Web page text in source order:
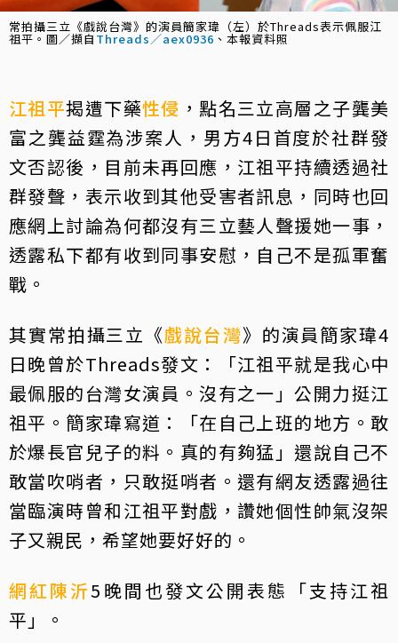
常拍攝三立《戲說台灣》的演員簡家瑋（左）於Threads表示佩服江
祖平。圖／擷自 Threads／aex0936 、本報資料照
江祖平揭遭下藥性侵 ，點名三立高層之子龔美
富之龔益霆為涉案人，男方4日首度於社群發
文否認後，目前未再回應，江祖平持續透過社
群發聲，表示收到其他受害者訊息，同時也回
應網上討論為何都沒有三立藝人聲援她一事，
透露私下都有收到同事安慰，自己不是孤軍奮
戰。
其實常拍攝三立《戲說台灣》的演員簡家瑋4
日晚曾於Threads發文：「江祖平就是我心中
最佩服的台灣女演員。沒有之一」公開力挺江
祖平。簡家瑋寫道：「在自己上班的地方。敢
於爆長官兒子的料。真的有夠猛」還說自己不
敢當吹哨者，只敢挺哨者。還有網友透露過往
當臨演時曾和江祖平對戲，讚她個性帥氣沒架
子又親民，希望她要好好的。
網紅陳沂5晚間也發文公開表態「支持江祖
平」。